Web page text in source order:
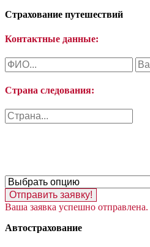
Страхование путешествий
Контактные данные:
Страна следования:
Отправить заявку!
Ваша заявка успешно отправлена.
Автострахование